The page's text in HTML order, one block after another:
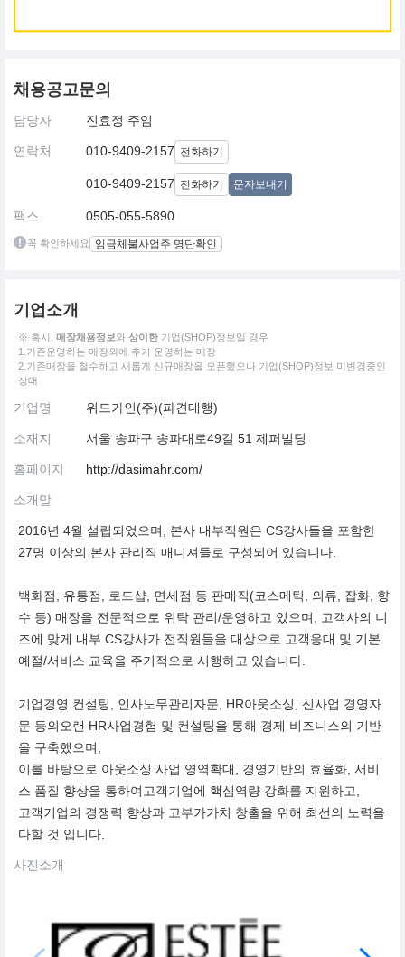
채용공고문의
담당자 진효정 주임
연락처 010-9409-2157 전화하기
010-9409-2157 전화하기 문자보내기
팩스 0505-055-5890
꼭 확인하세요 임금체불사업주 명단확인
기업소개
※ 혹시! 매장채용정보와 상이한 기업(SHOP)정보일 경우
1.기존운영하는 매장외에 추가 운영하는 매장
2.기존매장을 철수하고 새롭게 신규매장을 오픈했으나 기업(SHOP)정보 미변경중인
상태
기업명 위드가인(주)(파견대행)
소재지 서울 송파구 송파대로49길 51 제퍼빌딩
홈페이지 http://dasimahr.com/
소개말
2016년 4월 설립되었으며, 본사 내부직원은 CS강사들을 포함한
27명 이상의 본사 관리직 매니져들로 구성되어 있습니다.
백화점, 유통점, 로드샵, 면세점 등 판매직(코스메틱, 의류, 잡화, 향
수 등) 매장을 전문적으로 위탁 관리/운영하고 있으며, 고객사의 니
즈에 맞게 내부 CS강사가 전직원들을 대상으로 고객응대 및 기본
예절/서비스 교육을 주기적으로 시행하고 있습니다.
기업경영 컨설팅, 인사노무관리자문, HR아웃소싱, 신사업 경영자
문 등의오랜 HR사업경험 및 컨설팅을 통해 경제 비즈니스의 기반
을 구축했으며,
이를 바탕으로 아웃소싱 사업 영역확대, 경영기반의 효율화, 서비
스 품질 향상을 통하여고객기업에 핵심역량 강화를 지원하고,
고객기업의 경쟁력 향상과 고부가가치 창출을 위해 최선의 노력을
다할 것 입니다.
사진소개